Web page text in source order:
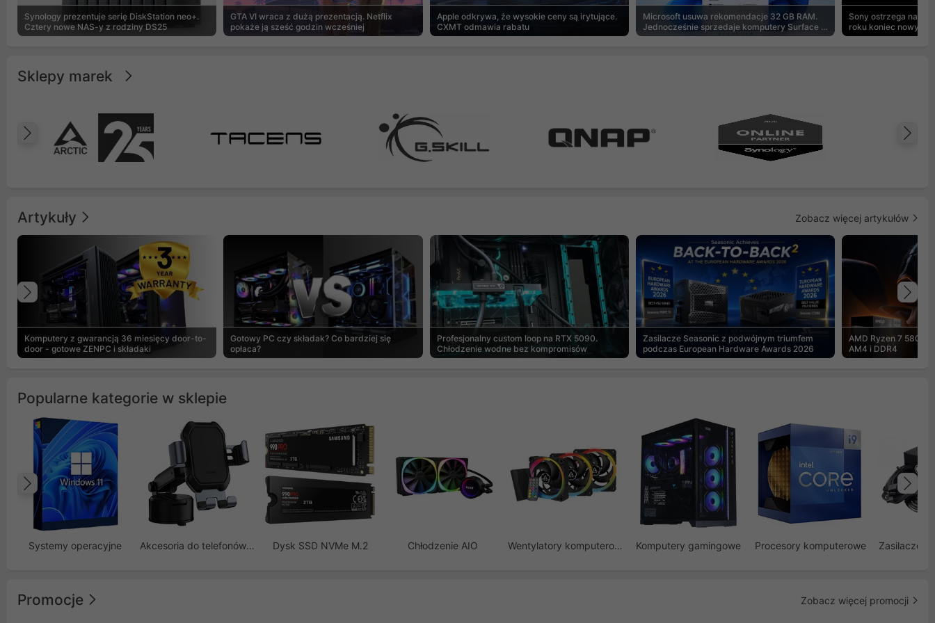
Synology prezentuje serię DiskStation neo+.
Cztery nowe NAS-y z rodziny DS25
GTA VI wraca z dużą prezentacją. Netflix
pokaże ją sześć godzin wcześniej
Apple odkrywa, że wysokie ceny są irytujące.
CXMT odmawia rabatu
Microsoft usuwa rekomendacje 32 GB RAM.
Jednocześnie sprzedaje komputery Surface z
8 GB
Sony ostrzega na
roku koniec nowych
Sklepy marek
Poprzedni
Artykuły Zobacz więcej artykułów
Komputery z gwarancją 36 miesięcy door-to-
door - gotowe ZENPC i składaki
Gotowy PC czy składak? Co bardziej się
opłaca?
Profesjonalny custom loop na RTX 5090.
Chłodzenie wodne bez kompromisów
Zasilacze Seasonic z podwójnym triumfem
podczas European Hardware Awards 2026
AMD Ryzen 7
AM4 i DDR4
Poprzedni
Popularne kategorie w sklepie
Systemy operacyjne Akcesoria do telefonów GSM Dysk SSD NVMe M.2 Chłodzenie AIO Wentylatory komputerowe Komputery gamingowe Procesory komputerowe Zasilacze
Poprzedni
Promocje Zobacz więcej promocji